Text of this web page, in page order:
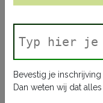
Bevestig je
Dan weten wij dat